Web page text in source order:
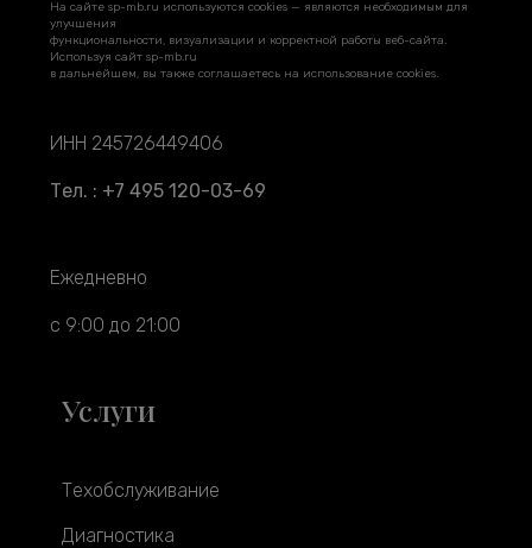
На сайте sp-mb.ru используются cookies — являются необходимым для
улучшения
функциональности, визуализации и корректной работы веб-сайта.
Используя сайт sp-mb.ru
в дальнейшем, вы также соглашаетесь на использование cookies.
ИНН 245726449406
Тел. : +7 495 120-03-69
Ежедневно
с 9:00 до 21:00
Услуги
Техобслуживание
Диагностика